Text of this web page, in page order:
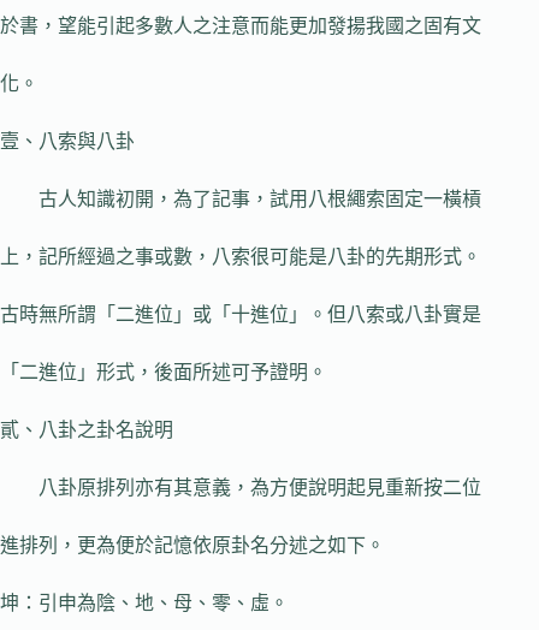
於書，望能引起多數人之注意而能更加發揚我國之固有文
化。
壹、八索與八卦
古人知識初開，為了記事，試用八根繩索固定一橫槓
上，記所經過之事或數，八索很可能是八卦的先期形式。
古時無所謂「二進位」或「十進位」。但八索或八卦實是
「二進位」形式，後面所述可予證明。
貳、八卦之卦名說明
八卦原排列亦有其意義，為方便說明起見重新按二位
進排列，更為便於記憶依原卦名分述之如下。
坤：引申為陰、地、母、零、虛。